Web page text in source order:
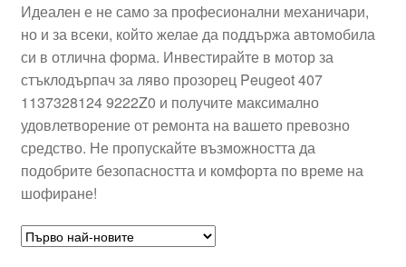
Идеален е не само за професионални механичари,
но и за всеки, който желае да поддържа автомобила
си в отлична форма. Инвестирайте в мотор за
стъклодърпач за ляво прозорец Peugeot 407
1137328124 9222Z0 и получите максимално
удовлетворение от ремонта на вашето превозно
средство. Не пропускайте възможността да
подобрите безопасността и комфорта по време на
шофиране!